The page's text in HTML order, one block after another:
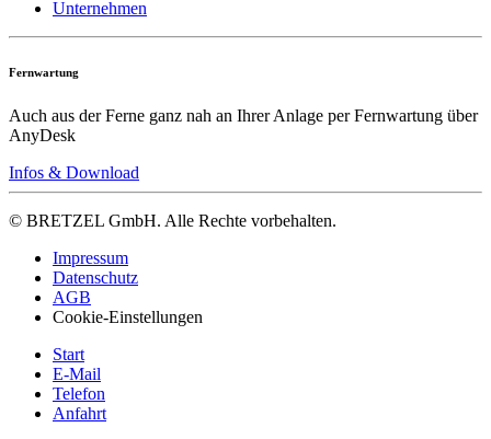
Unternehmen
Fernwartung
Auch aus der Ferne ganz nah an Ihrer Anlage per Fernwartung über
AnyDesk
Infos & Download
© BRETZEL GmbH. Alle Rechte vorbehalten.
Impressum
Datenschutz
AGB
Cookie-Einstellungen
Start
E-Mail
Telefon
Anfahrt